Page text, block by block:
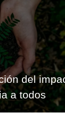
del
a todos